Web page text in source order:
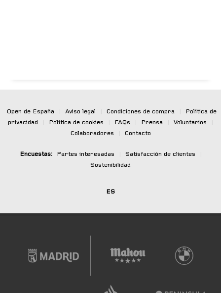
Open de España Aviso legal Condiciones de compra
Política de
privacidad
Política de cookies FAQs Prensa Voluntarios
Colaboradores
Contacto
Encuestas: Partes interesadas Satisfacción de clientes
Sostenibilidad
ES